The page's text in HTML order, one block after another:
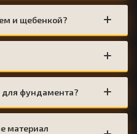
и щебенкой?
для фундамента?
материал